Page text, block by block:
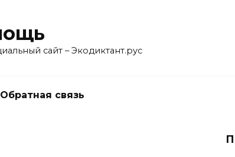
сайт – Экодиктант.рус
Обратная связь